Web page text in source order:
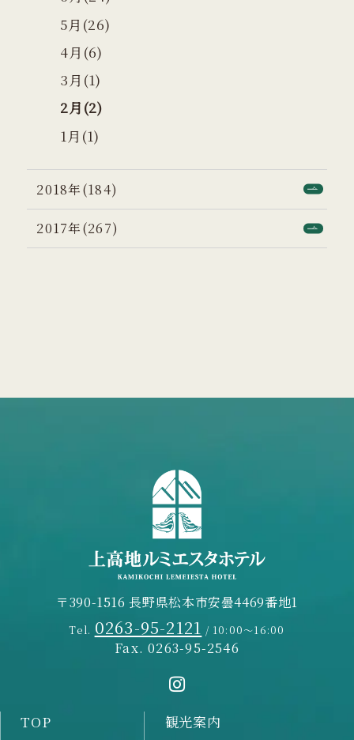
5月(26)
4月(6)
3月(1)
2月(2)
1月(1)
2018年(184)
2017年(267)
〒390-1516 長野県松本市安曇4469番地1
Tel. 0263-95-2121 / 10:00～16:00
Fax. 0263-95-2546
TOP
観光案内